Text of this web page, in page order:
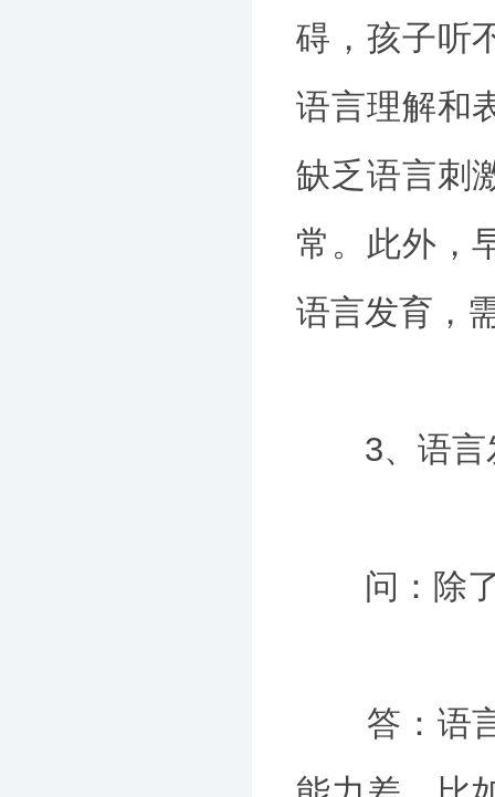
碍，孩子听
语言理解和
缺乏语言刺
常。此外，
语言发育，
3、语言
问：除了
答：语言